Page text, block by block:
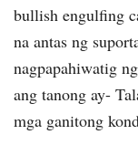
bullish engulfing
na antas ng
nagpapahiwatig
ang tanong ay-
mga ganitong